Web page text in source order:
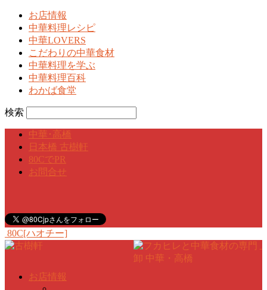
お店情報
中華料理レシピ
中華LOVERS
こだわりの中華食材
中華料理を学ぶ
中華料理百科
わかば食堂
検索
中華･高橋
日本橋 古樹軒
80CでPR
お問合せ
80C[ハオチー]
お店情報